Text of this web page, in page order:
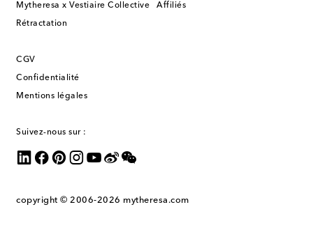
Mytheresa x Vestiaire Collective
Rétractation
Affiliés
CGV
Confidentialité
Mentions légales
Suivez-nous sur :
copyright © 2006-2026 mytheresa.com